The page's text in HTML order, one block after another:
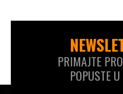
PRIMAJTE
POPUSTE